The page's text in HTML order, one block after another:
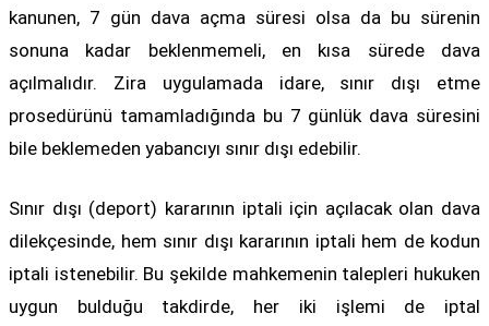
kanunen, 7 gün dava açma süresi olsa da bu sürenin
sonuna kadar beklenmemeli, en kısa sürede dava
açılmalıdır. Zira uygulamada idare, sınır dışı etme
prosedürünü tamamladığında bu 7 günlük dava süresini
bile beklemeden yabancıyı sınır dışı edebilir.
Sınır dışı (deport) kararının iptali için açılacak olan dava
dilekçesinde, hem sınır dışı kararının iptali hem de kodun
iptali istenebilir. Bu şekilde mahkemenin talepleri hukuken
uygun bulduğu takdirde, her iki işlemi de iptal